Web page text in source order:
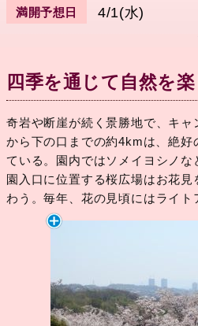
満開予想日 4/1(水)
四季を通じて自然を
奇岩や断崖が続く景勝地で、キャ
から下の口までの約4kmは、絶好
ている。園内ではソメイヨシノ
園入口に位置する桜広場はお花
わう。毎年、花の見頃にはライト